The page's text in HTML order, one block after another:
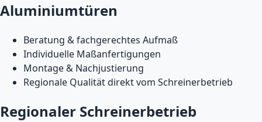
Aluminiumtüren
Beratung & fachgerechtes Aufmaß
Individuelle Maßanfertigungen
Montage & Nachjustierung
Regionale Qualität direkt vom Schreinerbetrieb
Regionaler Schreinerbetrieb